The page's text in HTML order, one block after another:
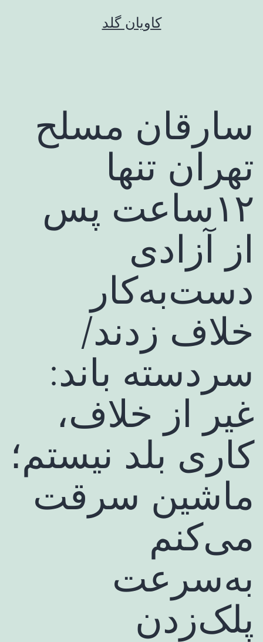
کاویان گلد
سارقان مسلح
تهران تنها
۱۲ساعت پس
از آزادی
دست‌به‌کار
خلاف زدند/
سردسته باند:
غیر از خلاف،
کاری بلد نیستم؛
ماشین سرقت
می‌کنم
به‌سرعت
پلک‌زدن